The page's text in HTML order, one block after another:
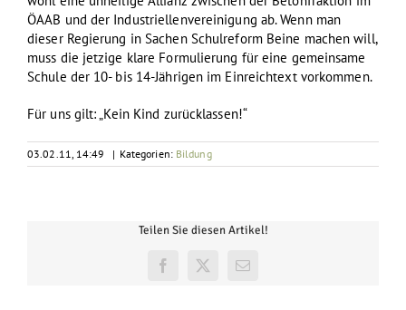
ÖAAB und der Industriellenvereinigung ab. Wenn man
dieser Regierung in Sachen Schulreform Beine machen will,
muss die jetzige klare Formulierung für eine gemeinsame
Schule der 10- bis 14-Jährigen im Einreichtext vorkommen.
Für uns gilt: „Kein Kind zurücklassen!“
03.02.11, 14:49 | Kategorien: Bildung
Teilen Sie diesen Artikel!
Facebook
X
E-